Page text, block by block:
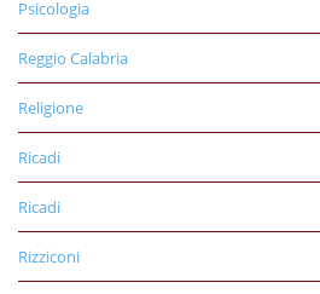
Psicologia
Reggio Calabria
Religione
Ricadi
Ricadi
Rizziconi